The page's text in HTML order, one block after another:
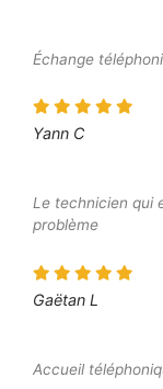
Échange
Yann C
Le technicien qui
problème
Gaëtan L
Accueil